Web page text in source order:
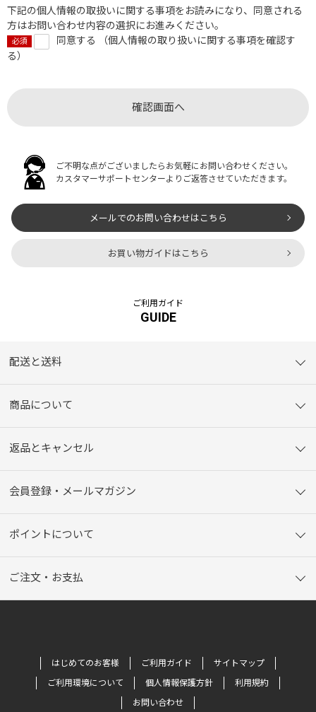
下記の個人情報の取扱いに関する事項をお読みになり、同意される
方はお問い合わせ内容の選択にお進みください。
同意する （個人情報の取り扱いに関する事項を確認す
る）
ご不明な点がございましたらお気軽にお問い合わせください。
カスタマーサポートセンターよりご返答させていただきます。
メールでのお問い合わせはこちら
お買い物ガイドはこちら
ご利用ガイド
GUIDE
配送と送料
商品について
返品とキャンセル
会員登録・メールマガジン
ポイントについて
ご注文・お支払
はじめてのお客様 ご利用ガイド
サイトマップ
ご利用環境について
個人情報保護方針
利用規約
お問い合わせ